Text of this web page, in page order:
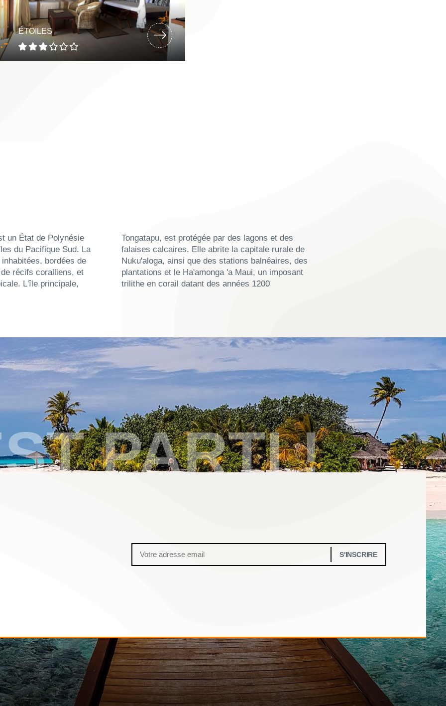
ÉTOILES
un État de Polynésie
du Pacifique Sud. La
bordées de
récifs coralliens, et
L'île principale,
par des lagons et des
la capitale rurale de
balnéaires, des
'a Maui, un imposant
trilithe en corail datant des années 1200
PARTI !